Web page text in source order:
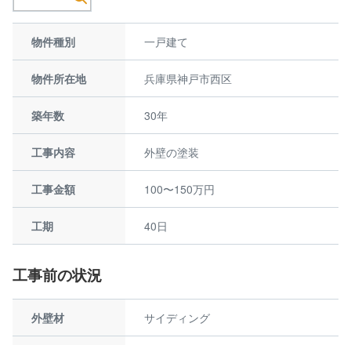
物件種別 一戸建て
物件所在地 兵庫県神戸市西区
築年数 30年
工事内容 外壁の塗装
工事金額 100〜150万円
工期 40日
工事前の状況
外壁材 サイディング